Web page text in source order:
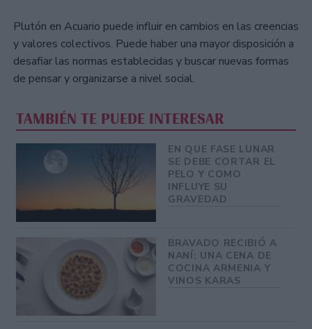
Plutón en Acuario puede influir en cambios en las creencias
y valores colectivos. Puede haber una mayor disposición a
desafiar las normas establecidas y buscar nuevas formas
de pensar y organizarse a nivel social.
TAMBIÉN TE PUEDE INTERESAR
EN QUE FASE LUNAR
SE DEBE CORTAR EL
PELO Y COMO
INFLUYE SU
GRAVEDAD
BRAVADO RECIBIÓ A
NANÍ: UNA CENA DE
COCINA ARMENIA Y
VINOS KARAS